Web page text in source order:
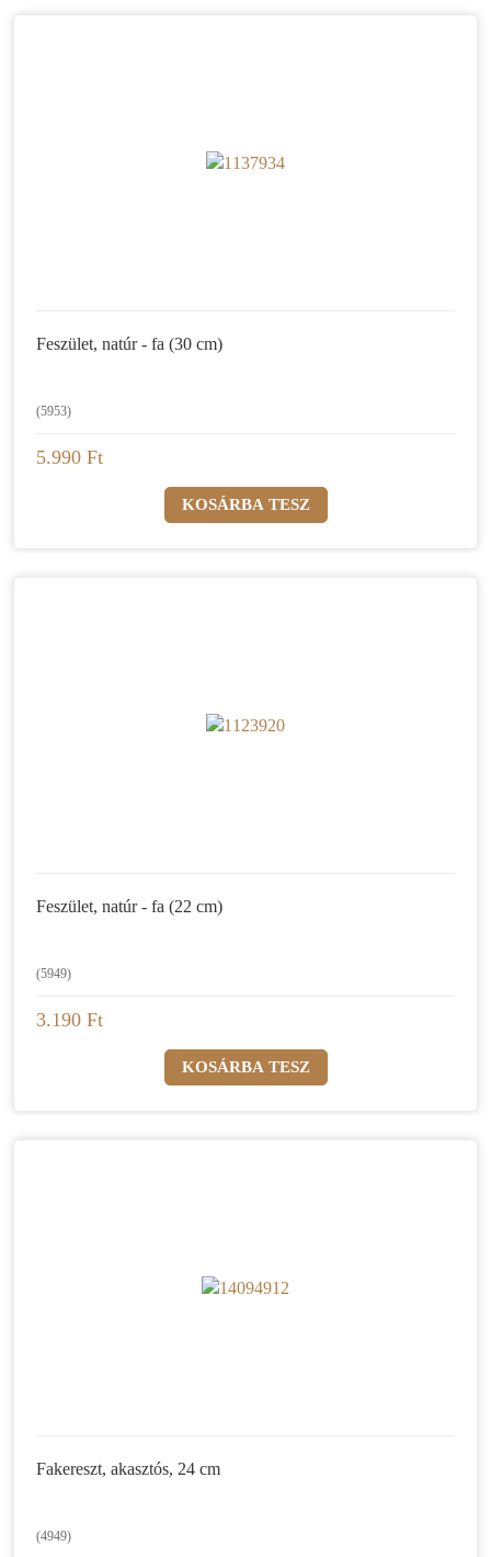
Feszület, natúr - fa (30 cm)
(5953)
5.990 Ft
Feszület, natúr - fa (22 cm)
(5949)
3.190 Ft
Fakereszt, akasztós, 24 cm
(4949)